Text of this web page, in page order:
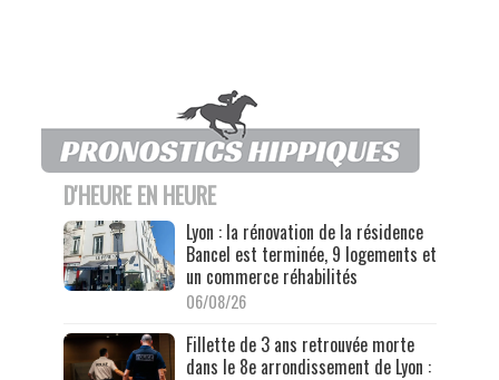
D'HEURE EN HEURE
Lyon : la rénovation de la résidence
Bancel est terminée, 9 logements et
un commerce réhabilités
06/08/26
Fillette de 3 ans retrouvée morte
dans le 8e arrondissement de Lyon :